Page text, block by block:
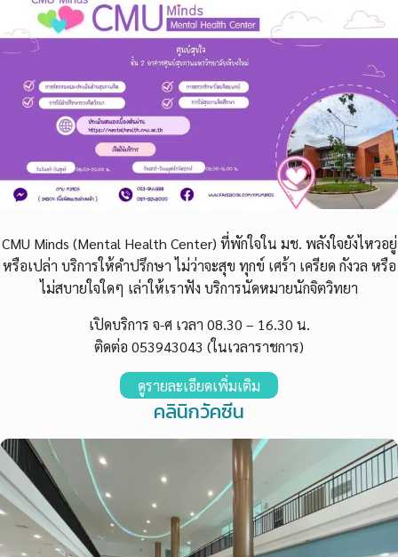
CMU Minds (Mental Health Center) ที่พักใจใน มช. พลังใจยังไหวอยู่
หรือเปล่า บริการให้คำปรึกษา ไม่ว่าจะสุข ทุกข์ เศร้า เครียด กังวล หรือ
ไม่สบายใจใดๆ เล่าให้เราฟัง บริการนัดหมายนักจิตวิทยา
เปิดบริการ จ-ศ เวลา 08.30 – 16.30 น.
ติดต่อ 053943043 (ในเวลาราชการ)
ดูรายละเอียดเพิ่มเติม
คลินิกวัคซีน